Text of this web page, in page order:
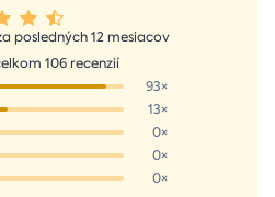
posledných 12 mesiacov
106 recenzií
93×
13×
0×
0×
0×